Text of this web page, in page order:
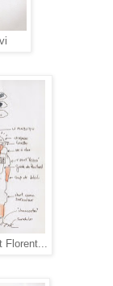
Florent...